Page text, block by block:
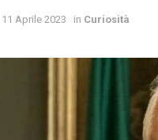
11 Aprile 2023 in Curiosità